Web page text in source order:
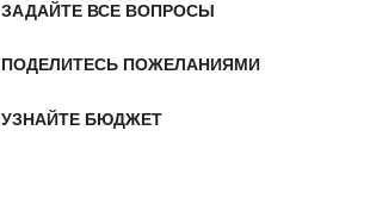
ЗАДАЙТЕ ВСЕ ВОПРОСЫ
ПОДЕЛИТЕСЬ ПОЖЕЛАНИЯМИ
УЗНАЙТЕ БЮДЖЕТ